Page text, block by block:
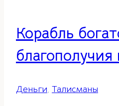
Корабль
Деньги, Талисманы